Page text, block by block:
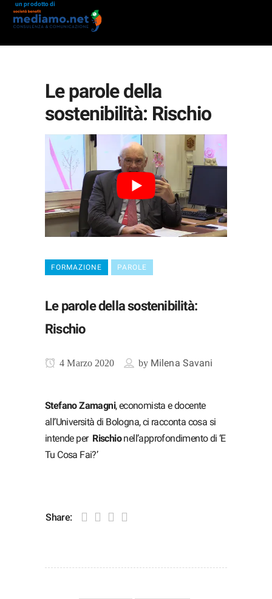
un prodotto di
Le parole della
sostenibilità: Rischio
FORMAZIONE PAROLE
Le parole della sostenibilità:
Rischio
4 Marzo 2020 by Milena Savani
Stefano Zamagni, economista e docente
all’Università di Bologna, ci racconta cosa si
intende per Rischionell’approfondimento di ‘E
Tu Cosa Fai?’
Share: